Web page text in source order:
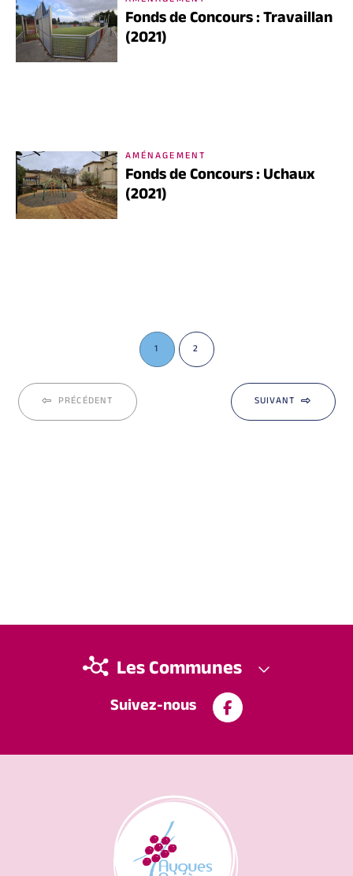
Fonds de Concours : Travaillan
(2021)
AMÉNAGEMENT
Fonds de Concours : Uchaux
(2021)
PRÉCÉDENT
1 2
SUIVANT
Suivez-nous
Les Communes